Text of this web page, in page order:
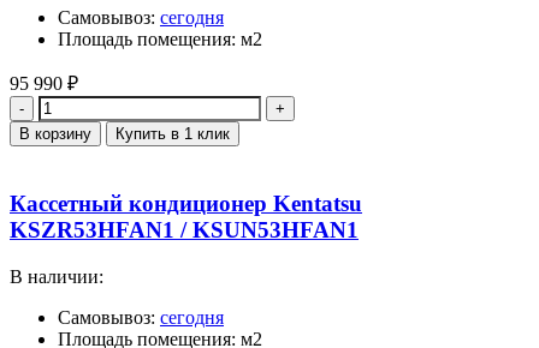
Самовывоз: сегодня
Площадь помещения: м2
95 990 ₽
Количество
В корзину Купить в 1 клик
Кассетный кондиционер Kentatsu
KSZR53HFAN1 / KSUN53HFAN1
В наличии:
Самовывоз: сегодня
Площадь помещения: м2